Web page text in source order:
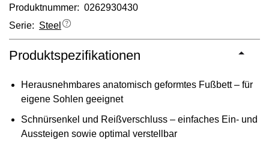
Produktnummer: 0262930430
Serie: Steel
Produktspezifikationen
Herausnehmbares anatomisch geformtes Fußbett – für
eigene Sohlen geeignet
Schnürsenkel und Reißverschluss – einfaches Ein- und
Aussteigen sowie optimal verstellbar